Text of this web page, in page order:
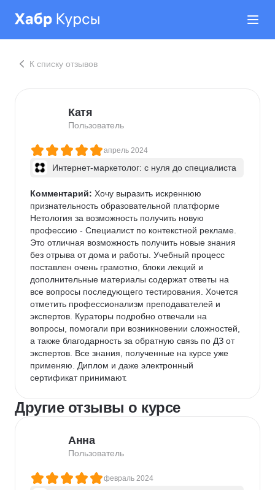
К списку отзывов
Катя
Пользователь
апрель 2024
Интернет-маркетолог: с нуля до cпециалиста
Комментарий: Хочу выразить искреннюю
признательность образовательной платформе
Нетология за возможность получить новую
профессию - Специалист по контекстной рекламе.
Это отличная возможность получить новые знания
без отрыва от дома и работы. Учебный процесс
поставлен очень грамотно, блоки лекций и
дополнительные материалы содержат ответы на
все вопросы последующего тестирования. Хочется
отметить профессионализм преподавателей и
экспертов. Кураторы подробно отвечали на
вопросы, помогали при возникновении сложностей,
а также благодарность за обратную связь по ДЗ от
экспертов. Все знания, полученные на курсе уже
применяю. Диплом и даже электронный
сертификат принимают.
Другие отзывы о курсе
Анна
Пользователь
февраль 2024